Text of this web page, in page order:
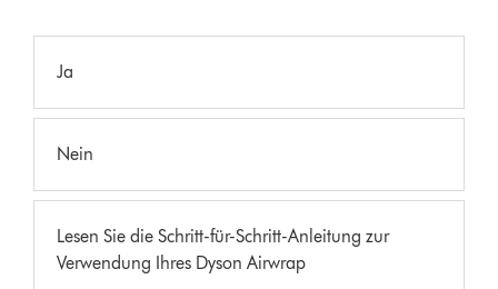
Ja
Nein
Lesen Sie die Schritt-für-Schritt-Anleitung zur
Verwendung Ihres Dyson Airwrap